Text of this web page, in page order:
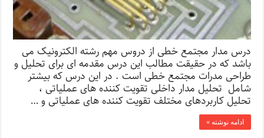
درس مدار مجتمع خطی از دروس مهم رشته الکترونیک می
باشد که در حقیقت مطالب این درس مقدمه ای برای تحلیل و
طراحی مدرات مجتمع خطی است . در این درس که بیشتر
شامل تحلیل مدار داخلی تقویت کننده های عملیاتی ،
تحلیل کاربردهای مختلف تقویت کننده های عملیاتی و …
ادامه نوشته »